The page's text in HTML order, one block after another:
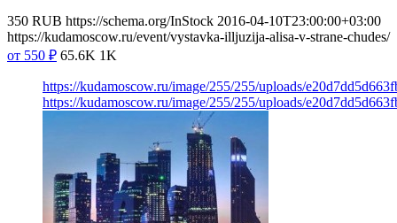
350 RUB https://schema.org/InStock 2016-04-10T23:00:00+03:00
https://kudamoscow.ru/event/vystavka-illjuzija-alisa-v-strane-chudes/
от 550 ₽ 65.6K 1K
https://kudamoscow.ru/image/255/255/uploads/
https://kudamoscow.ru/image/255/255/uploads/